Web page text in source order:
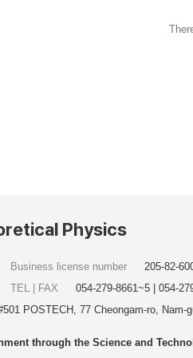
Physics
POSTECH, 77 Cheongam-ro,
Business license number
205-82-
TEL | FAX
054-279-8661~5 | 054-
through the Science and